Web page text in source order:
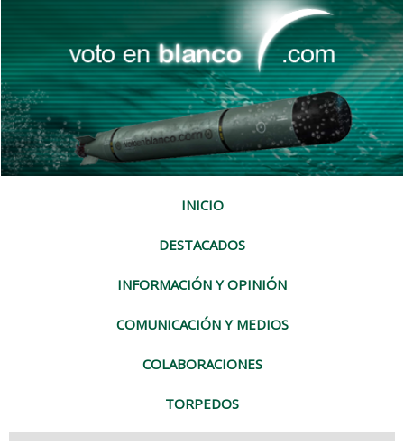
INICIO
DESTACADOS
INFORMACIÓN Y OPINIÓN
COMUNICACIÓN Y MEDIOS
COLABORACIONES
TORPEDOS